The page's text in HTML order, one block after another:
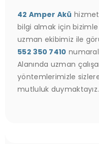
42 Amper Akü
bilgi almak için
uzman ekibimiz ile
552 350 7410
Alanında uzman
yöntemlerimizle
mutluluk duymaktayız.